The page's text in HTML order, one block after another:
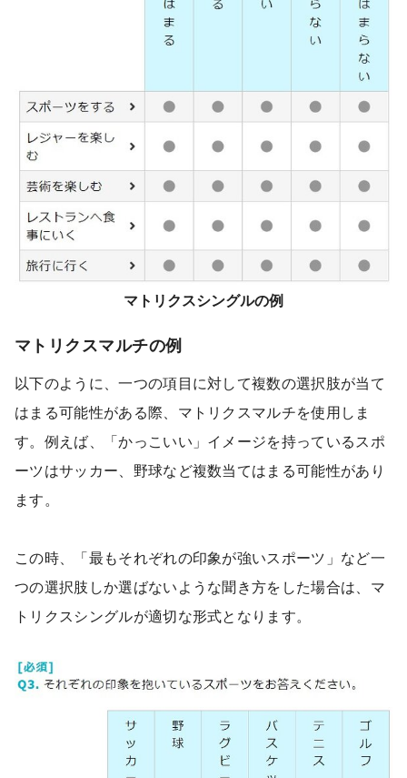
マトリクスシングルの例
マトリクスマルチの例
以下のように、一つの項目に対して複数の選択肢が当て
はまる可能性がある際、マトリクスマルチを使用しま
す。例えば、「かっこいい」イメージを持っているスポ
ーツはサッカー、野球など複数当てはまる可能性があり
ます。
この時、「最もそれぞれの印象が強いスポーツ」など一
つの選択肢しか選ばないような聞き方をした場合は、マ
トリクスシングルが適切な形式となります。